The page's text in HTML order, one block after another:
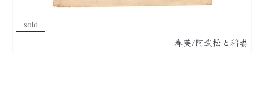
sold
春英/阿武松と稲妻